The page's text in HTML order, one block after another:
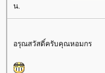
น.
อรุณสวัสดิ์ครับคุณหอมกร